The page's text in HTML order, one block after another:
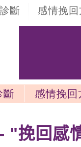
斷 感情挽
斷
感情挽
"挽回感